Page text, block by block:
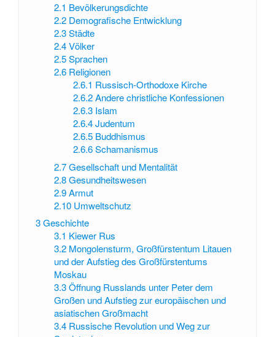
2.1 Bevölkerungsdichte
2.2 Demografische Entwicklung
2.3 Städte
2.4 Völker
2.5 Sprachen
2.6 Religionen
2.6.1 Russisch-Orthodoxe Kirche
2.6.2 Andere christliche Konfessionen
2.6.3 Islam
2.6.4 Judentum
2.6.5 Buddhismus
2.6.6 Schamanismus
2.7 Gesellschaft und Mentalität
2.8 Gesundheitswesen
2.9 Armut
2.10 Umweltschutz
3Geschichte
3.1 Kiewer Rus
3.2 Mongolensturm, Großfürstentum Litauen
und der Aufstieg des Großfürstentums
Moskau
3.3 Öffnung Russlands unter Peter dem
Großen und Aufstieg zur europäischen und
asiatischen Großmacht
3.4 Russische Revolution und Weg zur